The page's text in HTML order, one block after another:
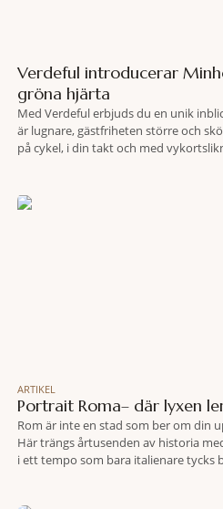
Verdeful introducerar
gröna hjärta
Med Verdeful erbjuds du en unik
är lugnare, gästfriheten större och
på cykel, i din takt och med
travel när det
ARTIKEL
Portrait Roma– där lyxen
Rom är inte en stad som ber om din
Här trängs årtusenden av historia
i ett tempo som bara italienare tycks